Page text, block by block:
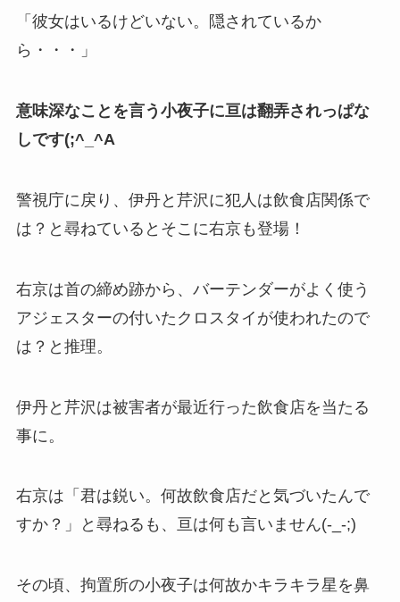
「彼女はいるけどいない。隠されているか
ら・・・」
意味深なことを言う小夜子に亘は翻弄されっぱな
しです(;^_^A
警視庁に戻り、伊丹と芹沢に犯人は飲食店関係で
は？と尋ねているとそこに右京も登場！
右京は首の締め跡から、バーテンダーがよく使う
アジェスターの付いたクロスタイが使われたので
は？と推理。
伊丹と芹沢は被害者が最近行った飲食店を当たる
事に。
右京は「君は鋭い。何故飲食店だと気づいたんで
すか？」と尋ねるも、亘は何も言いません(-_-;)
その頃、拘置所の小夜子は何故かキラキラ星を鼻